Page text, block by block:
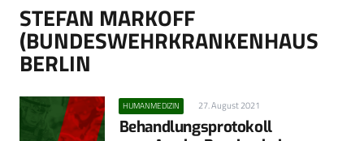
STEFAN MARKOFF
(BUNDESWEHRKRANKENHAUS
BERLIN
HUMANMEDIZIN 27. August 2021
Behandlungsprotokoll